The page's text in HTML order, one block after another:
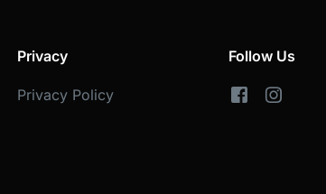
Privacy
Privacy Policy
Follow Us